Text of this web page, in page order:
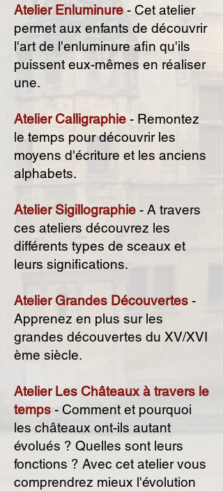
Atelier Enluminure - Cet atelier
permet aux enfants de découvrir
l'art de l'enluminure afin qu'ils
puissent eux-mêmes en réaliser
une.
Atelier Calligraphie - Remontez
le temps pour découvrir les
moyens d'écriture et les anciens
alphabets.
Atelier Sigillographie - A travers
ces ateliers découvrez les
différents types de sceaux et
leurs significations.
Atelier Grandes Découvertes -
Apprenez en plus sur les
grandes découvertes du XV/XVI
ème siècle.
Atelier Les Châteaux à travers le
temps - Comment et pourquoi
les châteaux ont-ils autant
évolués ? Quelles sont leurs
fonctions ? Avec cet atelier vous
comprendrez mieux l'évolution